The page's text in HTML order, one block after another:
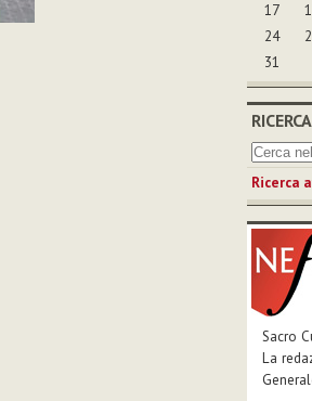
17
24
31
RICERCA
Ricerca
Sacro
La